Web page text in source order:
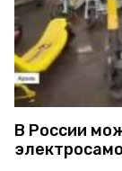
В России